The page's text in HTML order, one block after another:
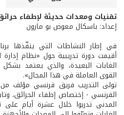
تقنيات ومعدات حديثة لإطفاء
إعداد: باسكال معوض بو مارون
في إطار النشاطات التي ينفّذها
أقيمت دورة تدريبية حول «نظام
الغابات البعيدة، والذي يعتمد
القوى العاملة في هذا المجال».
المدني تدربوا خلال عشرة أيام